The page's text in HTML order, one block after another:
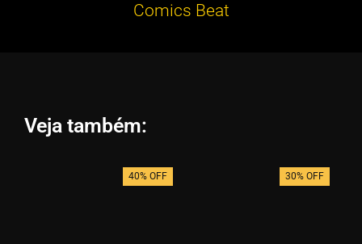
Comics Beat
Veja também:
40% OFF 30% OFF